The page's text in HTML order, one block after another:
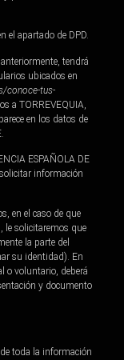
el apartado de DPD.
tendrá
ubicados en
conoce-tus-
a TORREVEQUIA,
en los datos de
ESPAÑOLA DE
información
en el caso de que
le solicitaremos que
la parte del
su identidad). En
o voluntario, deberá
y documento
toda la información